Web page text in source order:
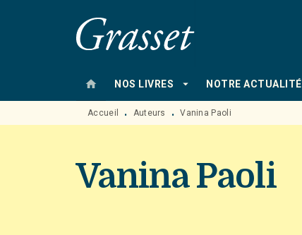
MENU RECHERCHE
home NOS LIVRES arrow_drop_down NOTRE ACTUALITÉ
Accueil • Auteurs • Vanina Paoli
Vanina Paoli